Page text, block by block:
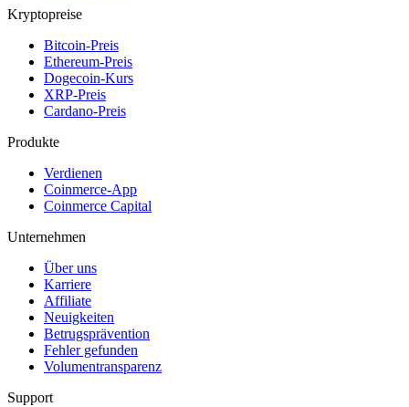
Kryptopreise
Bitcoin-Preis
Ethereum-Preis
Dogecoin-Kurs
XRP-Preis
Cardano-Preis
Produkte
Verdienen
Coinmerce-App
Coinmerce Capital
Unternehmen
Über uns
Karriere
Affiliate
Neuigkeiten
Betrugsprävention
Fehler gefunden
Volumentransparenz
Support